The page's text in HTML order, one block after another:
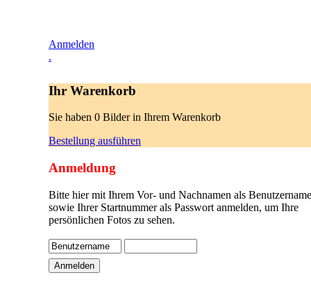
Anmelden
.
Ihr Warenkorb
Sie haben 0 Bilder in Ihrem Warenkorb
Bestellung ausführen
Anmeldung
Bitte hier mit Ihrem Vor- und Nachnamen als
sowie Ihrer Startnummer als Passwort anmelden, um Ihre
persönlichen Fotos zu sehen.